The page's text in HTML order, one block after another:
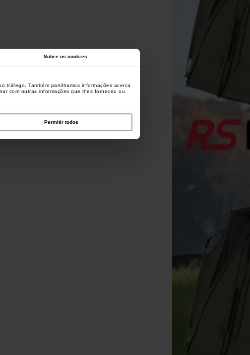
Sobre os cookies
tráfego. Também partilhamos informações acerca
com outras informações que lhes forneceu ou
Permitir todos